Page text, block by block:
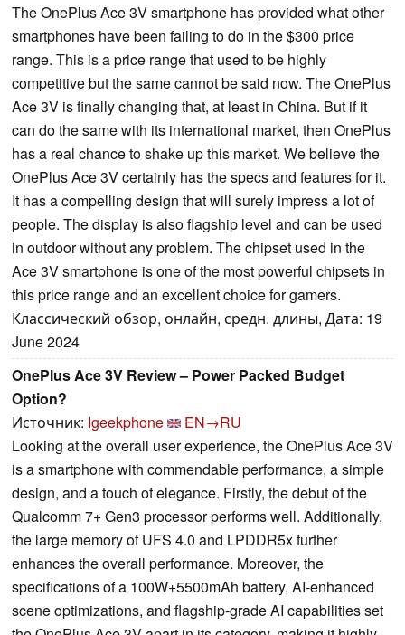
The OnePlus Ace 3V smartphone has provided what other
smartphones have been failing to do in the $300 price
range. This is a price range that used to be highly
competitive but the same cannot be said now. The OnePlus
Ace 3V is finally changing that, at least in China. But if it
can do the same with its international market, then OnePlus
has a real chance to shake up this market. We believe the
OnePlus Ace 3V certainly has the specs and features for it.
It has a compelling design that will surely impress a lot of
people. The display is also flagship level and can be used
in outdoor without any problem. The chipset used in the
Ace 3V smartphone is one of the most powerful chipsets in
this price range and an excellent choice for gamers.
Классический обзор, онлайн, средн. длины, Дата: 19
June 2024
OnePlus Ace 3V Review – Power Packed Budget
Option?
Источник: Igeekphone
EN→RU
Looking at the overall user experience, the OnePlus Ace 3V
is a smartphone with commendable performance, a simple
design, and a touch of elegance. Firstly, the debut of the
Qualcomm 7+ Gen3 processor performs well. Additionally,
the large memory of UFS 4.0 and LPDDR5x further
enhances the overall performance. Moreover, the
specifications of a 100W+5500mAh battery, AI-enhanced
scene optimizations, and flagship-grade AI capabilities set